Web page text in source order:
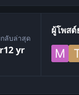
ลับล่าสุด
12 yr
ผู้โพส
หัวข้อ